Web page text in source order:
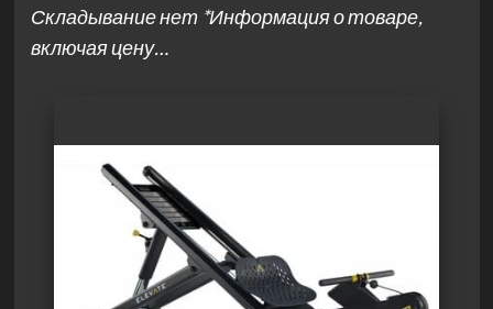
Складывание нет *Информация о товаре,
включая цену…